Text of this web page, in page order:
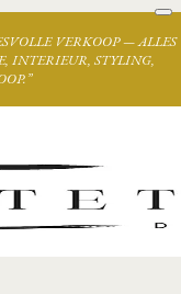
VERKOOP — ALLES
INTERIEUR, STYLING,